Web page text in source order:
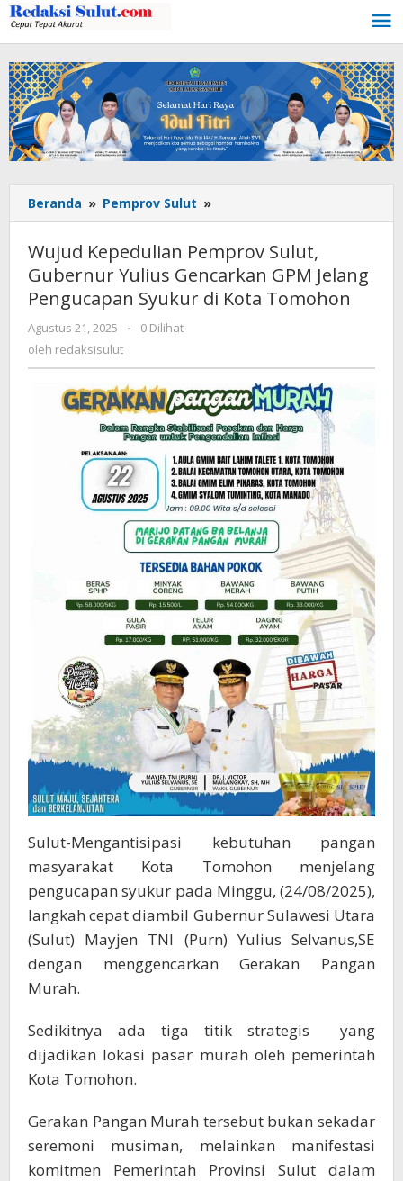
Lewati
ke
konten
Beranda » Pemprov Sulut »
Kepedulian
Sulut,
Gubernur
Yulius
Pengucapan
Syukur
di
Kota
Wujud Kepedulian Pemprov Sulut,
Gubernur Yulius Gencarkan GPM Jelang
Pengucapan Syukur di Kota Tomohon
Agustus 21, 2025
oleh
-
0 Dilihat
oleh redaksisulut
Sulut-Mengantisipasi kebutuhan pangan
masyarakat Kota Tomohon menjelang
pengucapan syukur pada Minggu, (24/08/2025),
langkah cepat diambil Gubernur Sulawesi Utara
(Sulut) Mayjen TNI (Purn) Yulius Selvanus,SE
dengan menggencarkan Gerakan Pangan
Murah.
Sedikitnya ada tiga titik strategis yang
dijadikan lokasi pasar murah oleh pemerintah
Kota Tomohon.
Gerakan Pangan Murah tersebut bukan sekadar
seremoni musiman, melainkan manifestasi
komitmen Pemerintah Provinsi Sulut dalam